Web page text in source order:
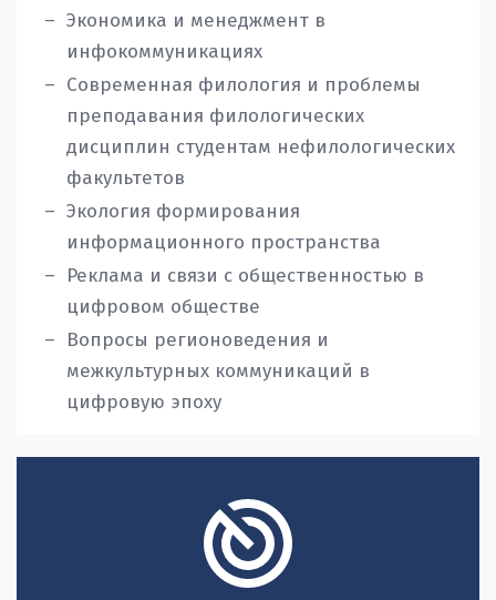
Экономика и менеджмент в
инфокоммуникациях
Современная филология и проблемы
преподавания филологических
дисциплин студентам нефилологических
факультетов
Экология формирования
информационного пространства
Реклама и связи с общественностью в
цифровом обществе
Вопросы регионоведения и
межкультурных коммуникаций в
цифровую эпоху